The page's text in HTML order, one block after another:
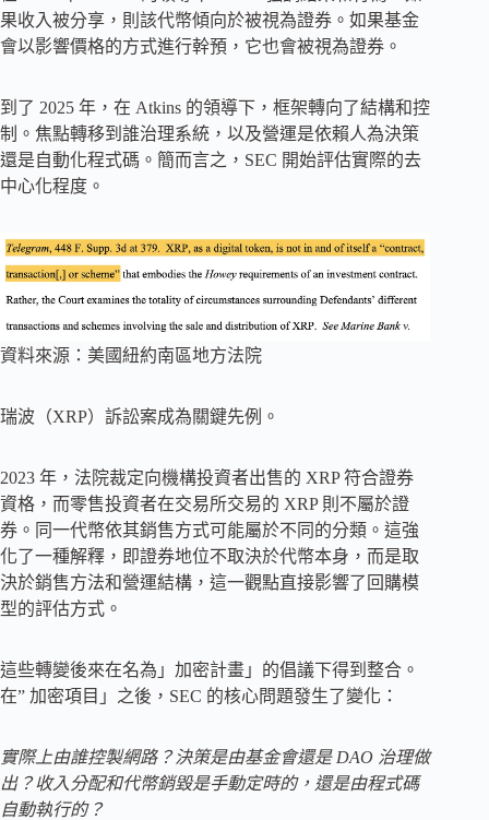
果收入被分享，則該代幣傾向於被視為證券。如果基金
會以影響價格的方式進行幹預，它也會被視為證券。
到了 2025 年，在 Atkins 的領導下，框架轉向了結構和控
制。焦點轉移到誰治理系統，以及營運是依賴人為決策
還是自動化程式碼。簡而言之，SEC 開始評估實際的去
中心化程度。
資料來源：美國紐約南區地方法院
瑞波（XRP）訴訟案成為關鍵先例。
2023 年，法院裁定向機構投資者出售的 XRP 符合證券
資格，而零售投資者在交易所交易的 XRP 則不屬於證
券。同一代幣依其銷售方式可能屬於不同的分類。這強
化了一種解釋，即證券地位不取決於代幣本身，而是取
決於銷售方法和營運結構，這一觀點直接影響了回購模
型的評估方式。
這些轉變後來在名為」加密計畫」的倡議下得到整合。
在” 加密項目」之後，SEC 的核心問題發生了變化：
實際上由誰控製網路？決策是由基金會還是 DAO 治理做
出？收入分配和代幣銷毀是手動定時的，還是由程式碼
自動執行的？